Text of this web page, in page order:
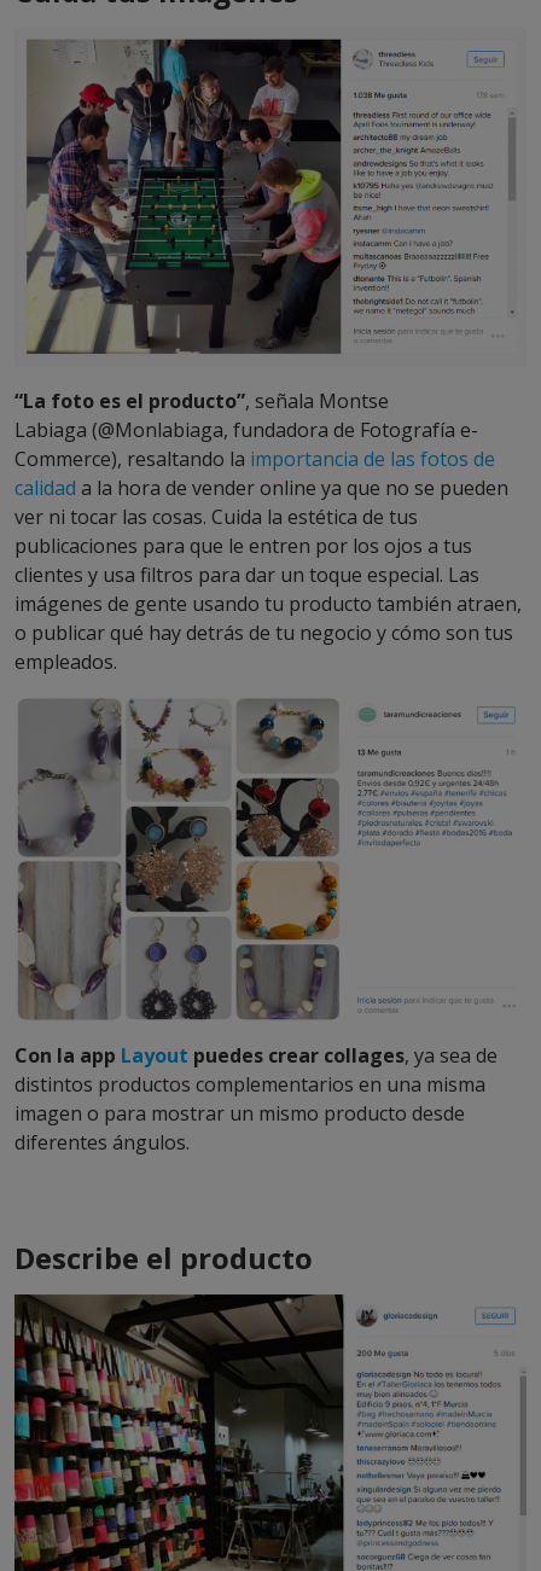
“La foto es el producto”, señala Montse
Labiaga (@Monlabiaga, fundadora de Fotografía e-
Commerce), resaltando la importancia de las fotos de
calidad a la hora de vender online ya que no se pueden
ver ni tocar las cosas. Cuida la estética de tus
publicaciones para que le entren por los ojos a tus
clientes y usa filtros para dar un toque especial. Las
imágenes de gente usando tu producto también atraen,
o publicar qué hay detrás de tu negocio y cómo son tus
empleados.
Con la app Layout puedes crear collages, ya sea de
distintos productos complementarios en una misma
imagen o para mostrar un mismo producto desde
diferentes ángulos.
Describe el producto